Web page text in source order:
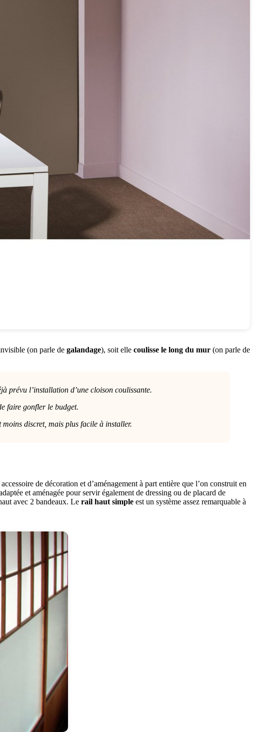
(on parle de galandage), soit elle coulisse le long du mur (on parle de
prévu l’installation d’une cloison coulissante.
faire gonfler le budget.
discret, mais plus facile à installer.
de décoration et d’aménagement à part entière que l’on construit en
et aménagée pour servir également de dressing ou de placard de
avec 2 bandeaux. Le rail haut simple est un système assez remarquable à